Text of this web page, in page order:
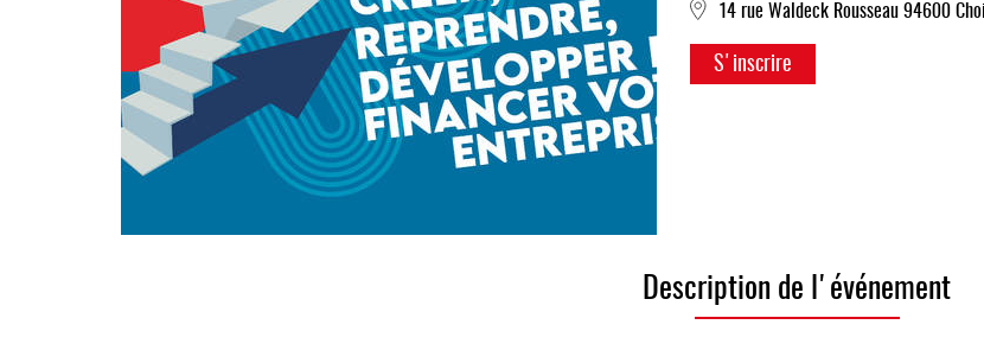
14 rue Waldeck Rousseau 94600
S'inscrire
Description de l'événement